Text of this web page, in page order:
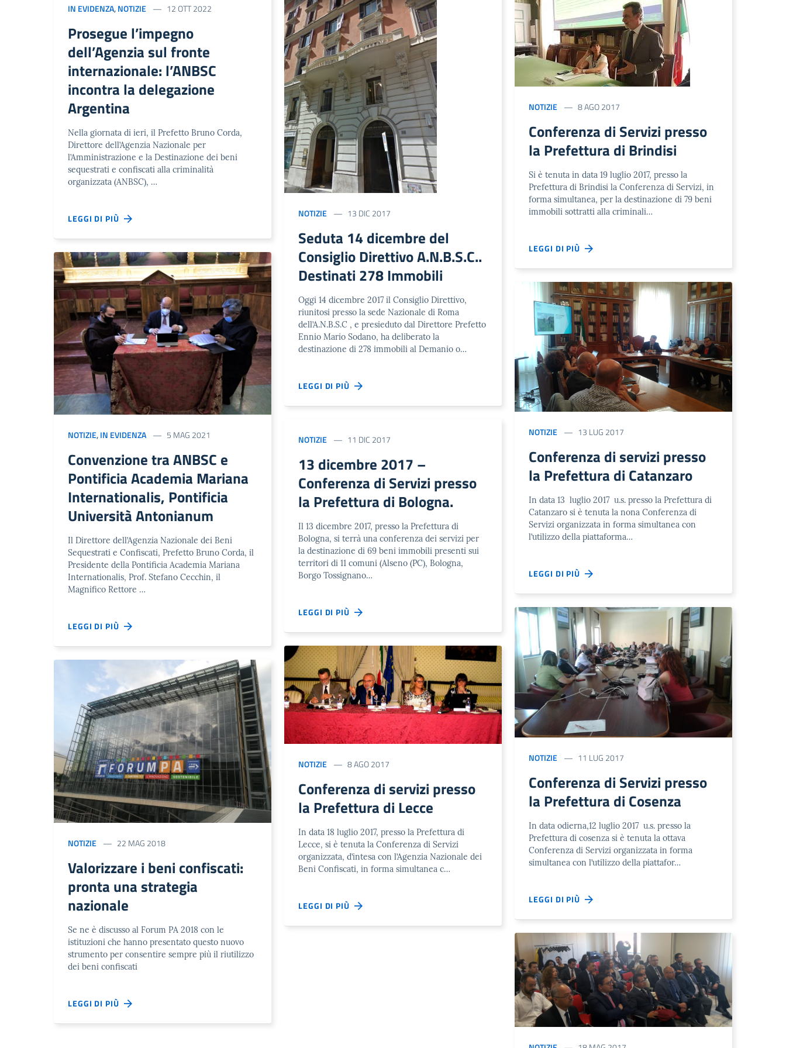
IN EVIDENZA,NOTIZIE 12 OTT 2022
Prosegue l’impegno
dell’Agenzia sul fronte
internazionale: l’ANBSC
incontra la delegazione
Argentina
Nella giornata di ieri, il Prefetto Bruno Corda,
Direttore dell’Agenzia Nazionale per
l’Amministrazione e la Destinazione dei beni
sequestrati e confiscati alla criminalità
organizzata (ANBSC), …
LEGGI DI PIÙ
NOTIZIE,IN EVIDENZA 5 MAG 2021
Convenzione tra ANBSC e
Pontificia Academia Mariana
Internationalis, Pontificia
Università Antonianum
Il Direttore dell’Agenzia Nazionale dei Beni
Sequestrati e Confiscati, Prefetto Bruno Corda, il
Presidente della Pontificia Academia Mariana
Internationalis, Prof. Stefano Cecchin, il
Magnifico Rettore …
LEGGI DI PIÙ
NOTIZIE 22 MAG 2018
Valorizzare i beni confiscati:
pronta una strategia
nazionale
Se ne è discusso al Forum PA 2018 con le
istituzioni che hanno presentato questo nuovo
strumento per consentire sempre più il riutilizzo
dei beni confiscati
LEGGI DI PIÙ
NOTIZIE 13 DIC 2017
Seduta 14 dicembre del
Consiglio Direttivo A.N.B.S.C..
Destinati 278 Immobili
Oggi 14 dicembre 2017 il Consiglio Direttivo,
riunitosi presso la sede Nazionale di Roma
dell’A.N.B.S.C , e presieduto dal Direttore Prefetto
Ennio Mario Sodano, ha deliberato la
destinazione di 278 immobili al Demanio o…
LEGGI DI PIÙ
NOTIZIE 11 DIC 2017
13 dicembre 2017 –
Conferenza di Servizi presso
la Prefettura di Bologna.
Il 13 dicembre 2017, presso la Prefettura di
Bologna, si terrà una conferenza dei servizi per
la destinazione di 69 beni immobili presenti sui
territori di 11 comuni (Alseno (PC), Bologna,
Borgo Tossignano…
LEGGI DI PIÙ
NOTIZIE 8 AGO 2017
Conferenza di servizi presso
la Prefettura di Lecce
In data 18 luglio 2017, presso la Prefettura di
Lecce, si è tenuta la Conferenza di Servizi
organizzata, d’intesa con l’Agenzia Nazionale dei
Beni Confiscati, in forma simultanea c…
LEGGI DI PIÙ
NOTIZIE 8 AGO 2017
Conferenza di Servizi presso
la Prefettura di Brindisi
Si è tenuta in data 19 luglio 2017, presso la
Prefettura di Brindisi la Conferenza di Servizi, in
forma simultanea, per la destinazione di 79 beni
immobili sottratti alla criminali…
LEGGI DI PIÙ
NOTIZIE 13 LUG 2017
Conferenza di servizi presso
la Prefettura di Catanzaro
In data 13 luglio 2017 u.s. presso la Prefettura di
Catanzaro si è tenuta la nona Conferenza di
Servizi organizzata in forma simultanea con
l’utilizzo della piattaforma…
LEGGI DI PIÙ
NOTIZIE 11 LUG 2017
Conferenza di Servizi presso
la Prefettura di Cosenza
In data odierna,12 luglio 2017 u.s. presso la
Prefettura di cosenza si è tenuta la ottava
Conferenza di Servizi organizzata in forma
simultanea con l’utilizzo della piattafor…
LEGGI DI PIÙ